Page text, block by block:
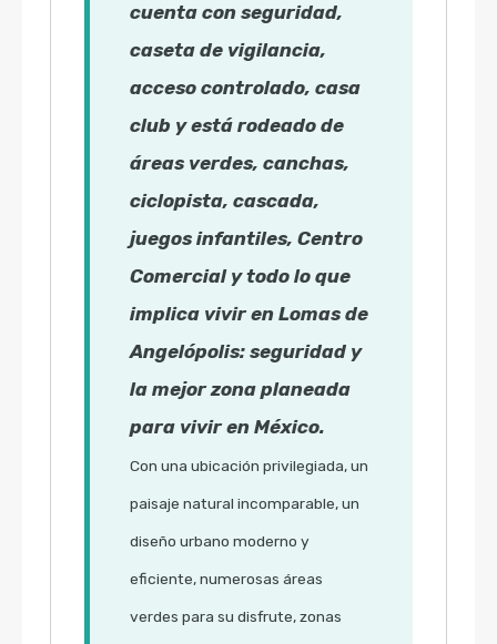
cuenta con seguridad,
caseta de vigilancia,
acceso controlado, casa
club y está rodeado de
áreas verdes, canchas,
ciclopista, cascada,
juegos infantiles, Centro
Comercial y todo lo que
implica vivir en Lomas de
Angelópolis: seguridad y
la mejor zona planeada
para vivir en México.
Con una ubicación privilegiada, un
paisaje natural incomparable, un
diseño urbano moderno y
eficiente, numerosas áreas
verdes para su disfrute, zonas